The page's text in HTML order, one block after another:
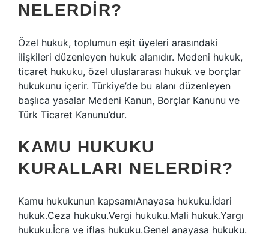
NELERDIR?
Özel hukuk, toplumun eşit üyeleri arasındaki
ilişkileri düzenleyen hukuk alanıdır. Medeni hukuk,
ticaret hukuku, özel uluslararası hukuk ve borçlar
hukukunu içerir. Türkiye’de bu alanı düzenleyen
başlıca yasalar Medeni Kanun, Borçlar Kanunu ve
Türk Ticaret Kanunu’dur.
KAMU HUKUKU
KURALLARI NELERDIR?
Kamu hukukunun kapsamıAnayasa hukuku.İdari
hukuk.Ceza hukuku.Vergi hukuku.Mali hukuk.Yargı
hukuku.İcra ve iflas hukuku.Genel anayasa hukuku.